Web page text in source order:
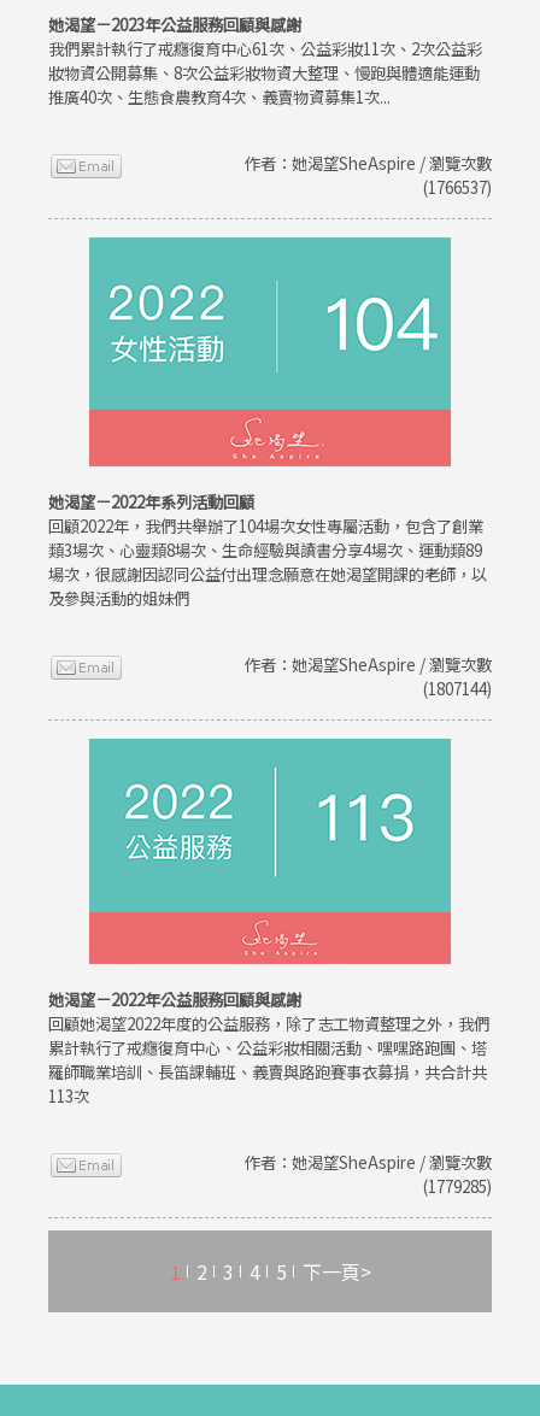
她渴望－2023年公益服務回顧與感謝
我們累計執行了戒癮復育中心61次、公益彩妝11次、2次公益彩
妝物資公開募集、8次公益彩妝物資大整理、慢跑與體適能運動
推廣40次、生態食農教育4次、義賣物資募集1次...
作者：她渴望SheAspire / 瀏覽次數
(1766537)
她渴望－2022年系列活動回顧
回顧2022年，我們共舉辦了104場次女性專屬活動，包含了創業
類3場次、心靈類8場次、生命經驗與讀書分享4場次、運動類89
場次，很感謝因認同公益付出理念願意在她渴望開課的老師，以
及參與活動的姐妹們
作者：她渴望SheAspire / 瀏覽次數
(1807144)
她渴望－2022年公益服務回顧與感謝
回顧她渴望2022年度的公益服務，除了志工物資整理之外，我們
累計執行了戒癮復育中心、公益彩妝相關活動、嘿嘿路跑團、塔
羅師職業培訓、長笛課輔班、義賣與路跑賽事衣募捐，共合計共
113次
作者：她渴望SheAspire / 瀏覽次數
(1779285)
1 2 3 4 5 下一頁>